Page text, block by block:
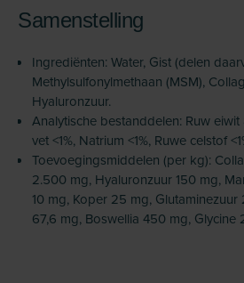
Samenstelling
Ingrediënten: Water, Gist (delen
Methylsulfonylmethaan (MSM),
Hyaluronzuur.
Analytische bestanddelen: Ruw eiwit
vet <1%, Natrium <1%, Ruwe celstof
Toevoegingsmiddelen (per kg):
2.500 mg, Hyaluronzuur 150 mg,
10 mg, Koper 25 mg,
67,6 mg, Boswellia 450 mg, Glycine